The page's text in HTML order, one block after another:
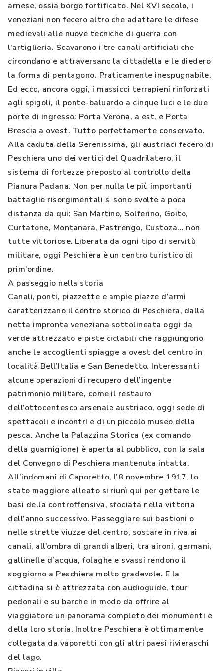
arnese, ossia borgo fortificato. Nel XVI secolo, i
veneziani non fecero altro che adattare le difese
medievali alle nuove tecniche di guerra con
l’artiglieria. Scavarono i tre canali artificiali che
circondano e attraversano la cittadella e le diedero
la forma di pentagono. Praticamente inespugnabile.
Ed ecco, ancora oggi, i massicci terrapieni rinforzati
agli spigoli, il ponte-baluardo a cinque luci e le due
porte di ingresso: Porta Verona, a est, e Porta
Brescia a ovest. Tutto perfettamente conservato.
Alla caduta della Serenissima, gli austriaci fecero di
Peschiera uno dei vertici del Quadrilatero, il
sistema di fortezze preposto al controllo della
Pianura Padana. Non per nulla le più importanti
battaglie risorgimentali si sono svolte a poca
distanza da qui: San Martino, Solferino, Goito,
Curtatone, Montanara, Pastrengo, Custoza... non
tutte vittoriose. Liberata da ogni tipo di servitù
militare, oggi Peschiera è un centro turistico di
prim’ordine.
A passeggio nella storia
Canali, ponti, piazzette e ampie piazze d’armi
caratterizzano il centro storico di Peschiera, dalla
netta impronta veneziana sottolineata oggi da
verde attrezzato e piste ciclabili che raggiungono
anche le accoglienti spiagge a ovest del centro in
località Bell’Italia e San Benedetto. Interessanti
alcune operazioni di recupero dell’ingente
patrimonio militare, come il restauro
dell’ottocentesco arsenale austriaco, oggi sede di
spettacoli e incontri e di un piccolo museo della
pesca. Anche la Palazzina Storica (ex comando
della guarnigione) è aperta al pubblico, con la sala
del Convegno di Peschiera mantenuta intatta.
All’indomani di Caporetto, l’8 novembre 1917, lo
stato maggiore alleato si riunì qui per gettare le
basi della controffensiva, sfociata nella vittoria
dell’anno successivo. Passeggiare sui bastioni o
nelle strette viuzze del centro, sostare in riva ai
canali, all’ombra di grandi alberi, tra aironi, germani,
gallinelle d’acqua, folaghe e svassi rendono il
soggiorno a Peschiera molto gradevole. E la
cittadina si è attrezzata con audioguide, tour
pedonali e su barche in modo da offrire al
viaggiatore un panorama completo dei monumenti e
della loro storia. Inoltre Peschiera è ottimamente
collegata da vaporetti con gli altri paesi rivieraschi
del lago.